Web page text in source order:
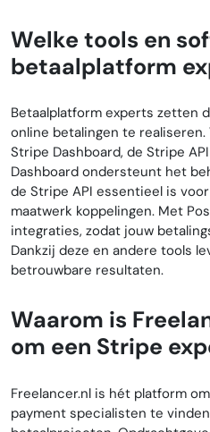
Welke tools en
betaalplatform
Betaalplatform experts zetten
online betalingen te
Stripe Dashboard, de Stripe
Dashboard ondersteunt het
de Stripe API essentieel is
maatwerk koppelingen. Met
integraties, zodat jouw
Dankzij deze en andere tools
betrouwbare resultaten.
Waarom is
om een Stripe
Freelancer.nl is hét platform
payment specialisten te